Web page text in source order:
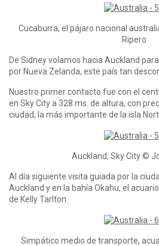
Cucaburra, el pájaro nacional
Ripero
De Sidney volamos hacia Auckland
por Nueva Zelanda, este país tan
Nuestro primer contacto fue con el
en Sky City a 328 ms. de altura, con
ciudad, la más importante de la isla
Auckland, Sky City ©
Al día siguiente visita guiada por la
Auckland y en la bahía Okahu, el
de Kelly Tarlton.
Simpático medio de transporte,